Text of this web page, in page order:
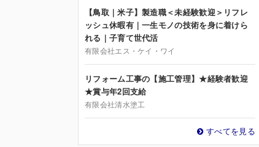
【鳥取｜米子】製造職＜未経験歓迎＞リフレ
ッシュ休暇有｜一生モノの技術を身に着けら
れる｜子育て世代活
有限会社エス・ケイ・ワイ
リフォーム工事の【施工管理】★経験者歓迎
★賞与年2回支給
有限会社清水塗工
すべてを見る